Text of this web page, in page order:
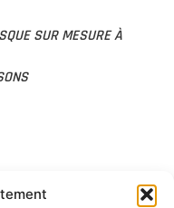
SUR MESURE À